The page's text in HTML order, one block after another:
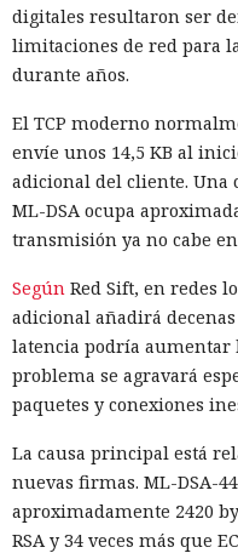
digitales resultaron ser
limitaciones de red para
durante años.
El TCP moderno
envíe unos 14,5 KB al
adicional del cliente. Una
ML-DSA ocupa
transmisión ya no cabe
Según Red Sift, en redes
adicional añadirá
latencia podría aumentar
problema se agravará
paquetes y conexiones
La causa principal está
nuevas firmas. ML-DSA-
aproximadamente 2420
RSA y 34 veces más que